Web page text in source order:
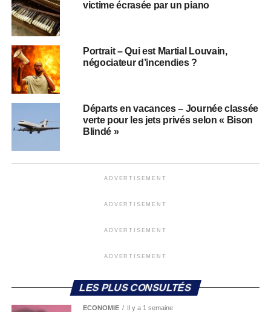
victime écrasée par un piano
Portrait – Qui est Martial Louvain,
négociateur d’incendies ?
Départs en vacances – Journée classée
verte pour les jets privés selon « Bison
Blindé »
ADVERTISEMENT
ADVERTISEMENT
ADVERTISEMENT
ADVERTISEMENT
LES PLUS CONSULTÉS
ECONOMIE Il y a 1 semaine